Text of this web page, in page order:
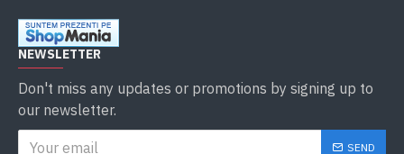
NEWSLETTER
Don't miss any updates or promotions by signing up to
our newsletter.
SEND